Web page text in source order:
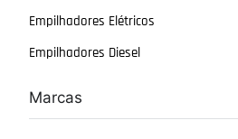
Empilhadores Elétricos
Empilhadores Diesel
Marcas